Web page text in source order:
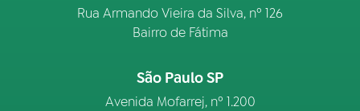
Rua Armando Vieira da Silva, nº 126
Bairro de Fátima
São Paulo SP
Avenida Mofarrej, nº 1.200